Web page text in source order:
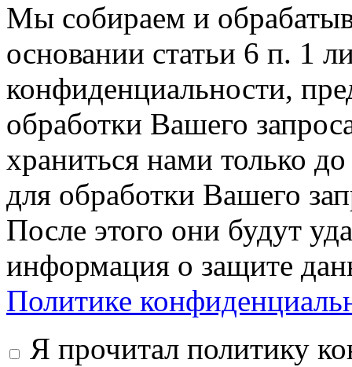
Мы собираем и
основании статьи 6 п. 1
конфиденциальности,
обработки Вашего
храниться нами только
для обработки Вашего
После этого они будут
информация о защите
Политике
Я прочитал политику